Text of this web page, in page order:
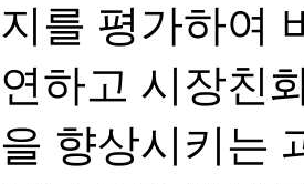
지를 평가하여
연하고 시장친
을 향상시키는